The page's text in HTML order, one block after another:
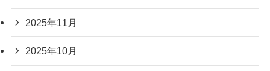
2025年11月
2025年10月